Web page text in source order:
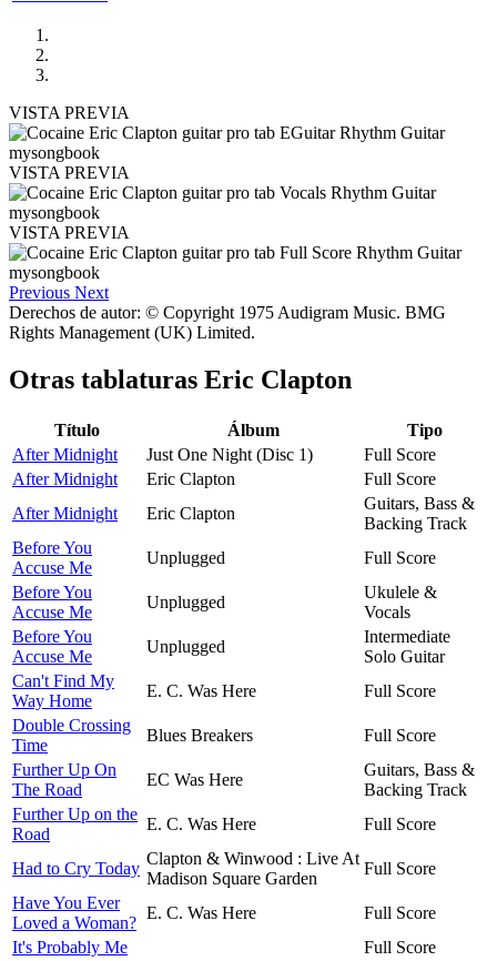
VISTA PREVIA
VISTA PREVIA
VISTA PREVIA
Previous Next
Derechos de autor: © Copyright 1975 Audigram Music. BMG
Rights Management (UK) Limited.
Otras tablaturas Eric Clapton
Título Álbum
Tipo
After Midnight
Just One Night (Disc 1)
Full Score
After Midnight
Eric Clapton
Full Score
After Midnight
Eric Clapton
Guitars, Bass &
Backing Track
Before You
Accuse Me
Unplugged
Full Score
Before You
Accuse Me
Unplugged
Ukulele &
Vocals
Before You
Accuse Me
Unplugged
Intermediate
Solo Guitar
Can't Find My
Way Home
E. C. Was Here
Full Score
Double Crossing
Time
Blues Breakers
Full Score
Further Up On
The Road
EC Was Here
Guitars, Bass &
Backing Track
Further Up on the
Road
E. C. Was Here Full Score
Had to Cry Today
Clapton & Winwood : Live At
Madison Square Garden
Full Score
Have You Ever
Loved a Woman?
E. C. Was Here
Full Score
It's Probably Me
Full Score